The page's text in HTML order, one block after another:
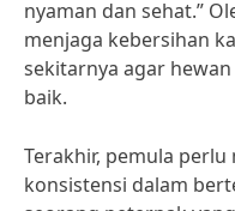
nyaman dan sehat.”
menjaga kebersihan
sekitarnya agar
baik.
Terakhir, pemula
konsistensi dalam